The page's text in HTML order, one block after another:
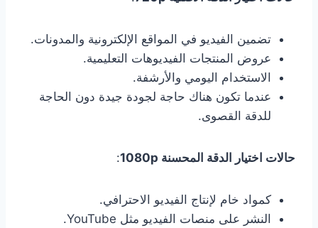
تضمين الفيديو في المواقع الإلكترونية والمدونات.
عروض المنتجات الفيديوهات التعليمية.
الاستخدام اليومي والأرشفة.
عندما تكون هناك حاجة لجودة جيدة دون الحاجة
للدقة القصوى.
حالات اختيار الدقة المحسنة 1080p :
كمواد خام لإنتاج الفيديو الاحترافي.
النشر على منصات الفيديو مثل YouTube.